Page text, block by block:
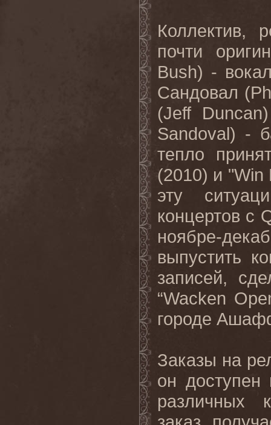
Коллектив,
почти
Bush) -
Сандовал
(Jeff
Sandoval) -
тепло
(2010) и
эту
концертов с
ноябре-
выпустить
записей,
“Wacken
городе
Заказы на
он
различных